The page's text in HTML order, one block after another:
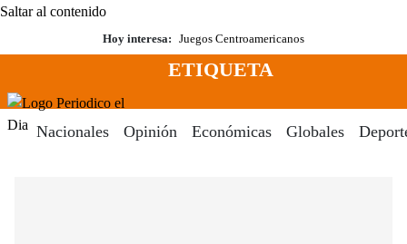
Saltar al contenido
Hoy interesa: Juegos Centroamericanos
Menú
ETIQUETA
Nacionales Opinión Económicas Globales